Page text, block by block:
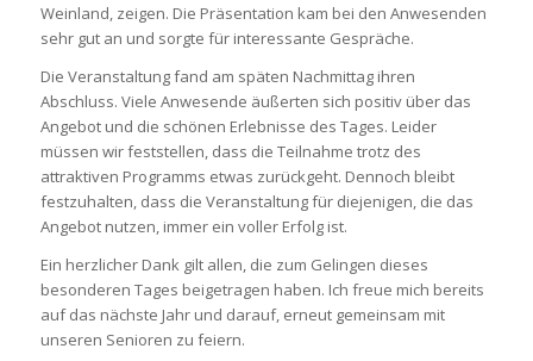
Weinland, zeigen. Die Präsentation kam bei den Anwesenden
sehr gut an und sorgte für interessante Gespräche.
Die Veranstaltung fand am späten Nachmittag ihren
Abschluss. Viele Anwesende äußerten sich positiv über das
Angebot und die schönen Erlebnisse des Tages. Leider
müssen wir feststellen, dass die Teilnahme trotz des
attraktiven Programms etwas zurückgeht. Dennoch bleibt
festzuhalten, dass die Veranstaltung für diejenigen, die das
Angebot nutzen, immer ein voller Erfolg ist.
Ein herzlicher Dank gilt allen, die zum Gelingen dieses
besonderen Tages beigetragen haben. Ich freue mich bereits
auf das nächste Jahr und darauf, erneut gemeinsam mit
unseren Senioren zu feiern.